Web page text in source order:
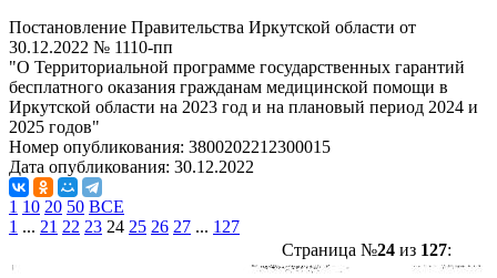
Постановление Правительства Иркутской области от
30.12.2022 № 1110-пп
"О Территориальной программе государственных гарантий
бесплатного оказания гражданам медицинской помощи в
Иркутской области на 2023 год и на плановый период 2024 и
2025 годов"
Номер опубликования: 3800202212300015
Дата опубликования: 30.12.2022
1 10 20 50 ВСЕ
1 ... 21 22 23 24 25 26 27 ... 127
Страница №24 из 127: